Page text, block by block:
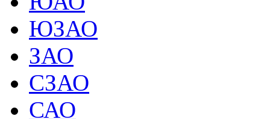
ЮЗАО
ЗАО
СЗАО
САО